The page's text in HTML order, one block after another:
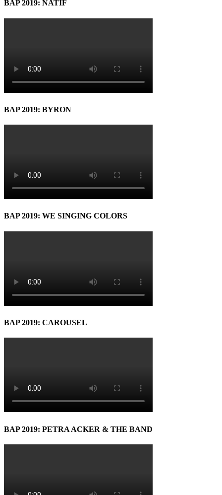
BAP 2019: NATIF
BAP 2019: BYRON
BAP 2019: WE SINGING COLORS
BAP 2019: CAROUSEL
BAP 2019: PETRA ACKER & THE BAND